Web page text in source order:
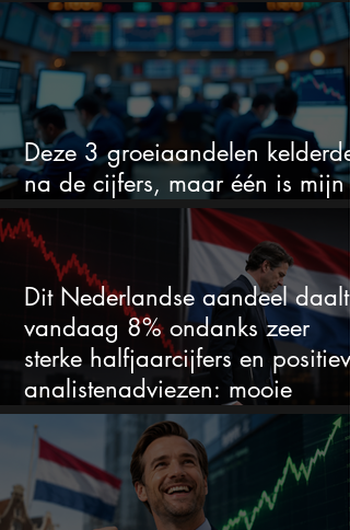
voor hoeveel het kan stijgen
Deze 3 groeiaandelen
na de cijfers, maar één is mijn
duidelijke favoriet
Dit Nederlandse aandeel daalt
vandaag 8% ondanks zeer
sterke halfjaarcijfers en positieve
analistenadviezen: mooie
koopkans?